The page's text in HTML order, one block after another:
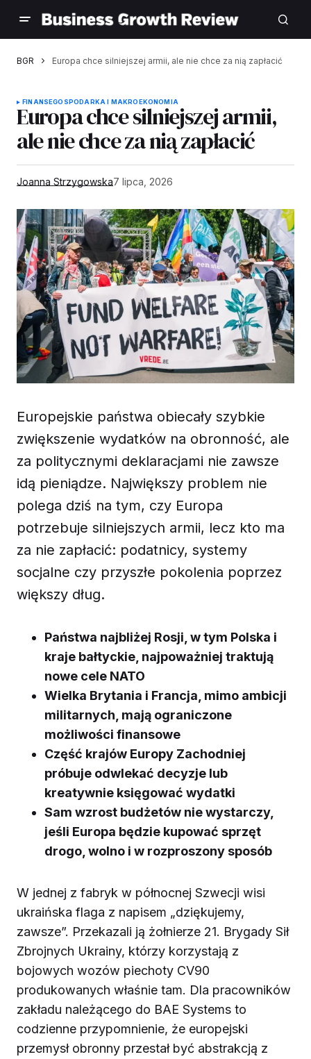
BGR Europa chce silniejszej armii, ale nie chce za nią zapłacić
FINANSEGOSPODARKA I MAKROEKONOMIA
Europa chce silniejszej armii,
ale nie chce za nią zapłacić
Joanna Strzygowska7 lipca, 2026
Europejskie państwa obiecały szybkie
zwiększenie wydatków na obronność, ale
za politycznymi deklaracjami nie zawsze
idą pieniądze. Największy problem nie
polega dziś na tym, czy Europa
potrzebuje silniejszych armii, lecz kto ma
za nie zapłacić: podatnicy, systemy
socjalne czy przyszłe pokolenia poprzez
większy dług.
Państwa najbliżej Rosji, w tym Polska i
kraje bałtyckie, najpoważniej traktują
nowe cele NATO
Wielka Brytania i Francja, mimo ambicji
militarnych, mają ograniczone
możliwości finansowe
Część krajów Europy Zachodniej
próbuje odwlekać decyzje lub
kreatywnie księgować wydatki
Sam wzrost budżetów nie wystarczy,
jeśli Europa będzie kupować sprzęt
drogo, wolno i w rozproszony sposób
W jednej z fabryk w północnej Szwecji wisi
ukraińska flaga z napisem „dziękujemy,
zawsze”. Przekazali ją żołnierze 21. Brygady Sił
Zbrojnych Ukrainy, którzy korzystają z
bojowych wozów piechoty CV90
produkowanych właśnie tam. Dla pracowników
zakładu należącego do BAE Systems to
codzienne przypomnienie, że europejski
przemysł obronny przestał być abstrakcją z